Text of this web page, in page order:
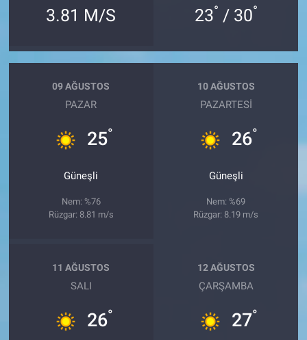
3.81 M/S 23° / 30°
09 AĞUSTOS
PAZAR
25°
Güneşli
Nem: %76
Rüzgar: 8.81 m/s
10 AĞUSTOS
PAZARTESI
26°
Güneşli
Nem: %69
Rüzgar: 8.19 m/s
11 AĞUSTOS
SALI
26°
12 AĞUSTOS
ÇARŞAMBA
27°